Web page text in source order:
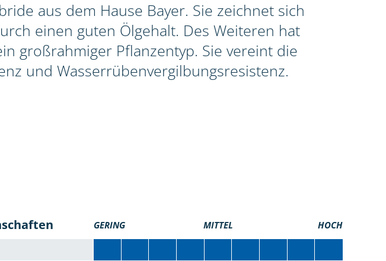
aus dem Hause Bayer. Sie zeichnet sich
einen guten Ölgehalt. Des Weiteren hat
großrahmiger Pflanzentyp. Sie vereint die
und Wasserrübenvergilbungsresistenz.
GERING MITTEL HOCH